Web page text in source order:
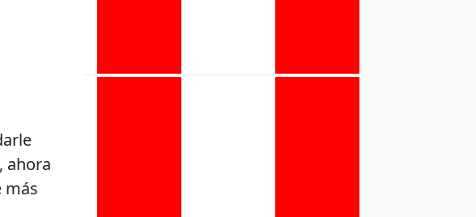
ahora
más